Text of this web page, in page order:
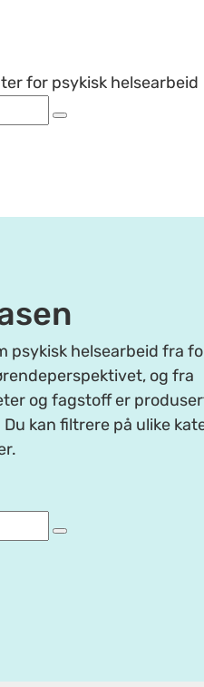
for psykisk helsearbeid
psykisk helsearbeid fra
og fra
og fagstoff er
kan filtrere på ulike